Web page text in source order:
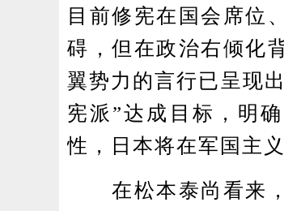
目前修宪在国会席位
碍，但在政治右倾化
翼势力的言行已呈现
宪派”达成目标，明
性，日本将在军国主
在松本泰尚看来，